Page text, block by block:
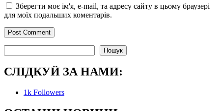
Зберегти моє ім'я, e-mail, та адресу сайту в цьому браузері
для моїх подальших коментарів.
Пошук
СЛІДКУЙ ЗА НАМИ:
1k Followers